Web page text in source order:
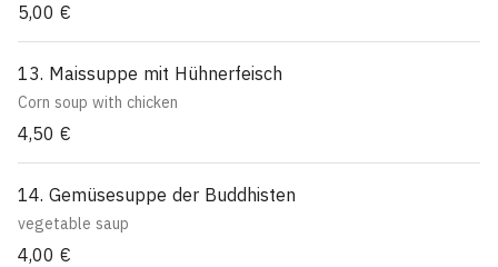
5,00 €
13. Maissuppe mit Hühnerfeisch
Corn soup with chicken
4,50 €
14. Gemüsesuppe der Buddhisten
vegetable saup
4,00 €